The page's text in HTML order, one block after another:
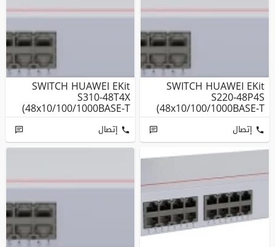
SWITCH HUAWEI EKit
S220-48P4S
(48x10/100/1000BASE-T
Ports(380W PoE+), ...
إتصال
SWITCH HUAWEI EKit
S310-48T4X
(48x10/100/1000BASE-T
Ports, 4x10GE SFP+...
إتصال